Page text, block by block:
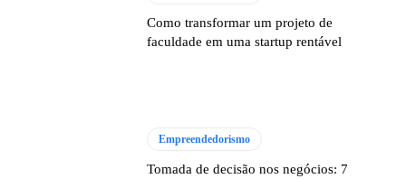
Como transformar um projeto de
faculdade em uma startup rentável
Empreendedorismo
Tomada de decisão nos negócios: 7